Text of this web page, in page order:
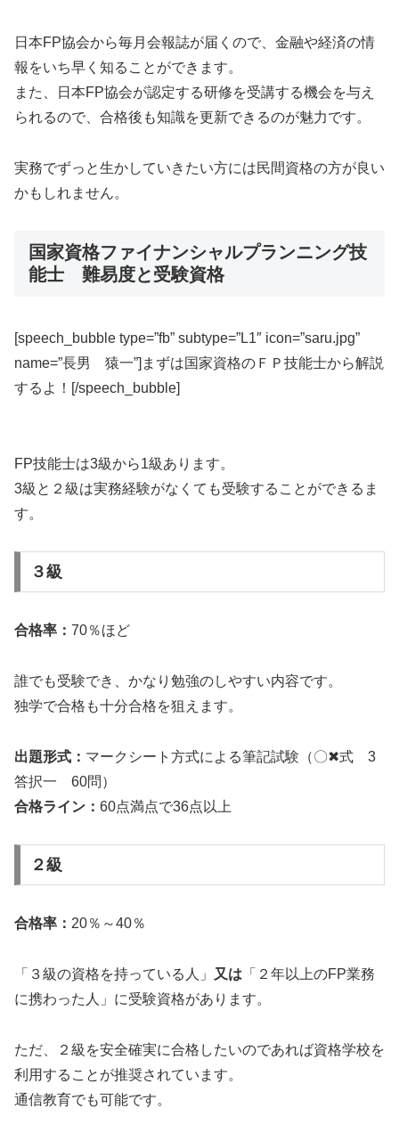
日本FP協会から毎月会報誌が届くので、金融や経済の情
報をいち早く知ることができます。
また、日本FP協会が認定する研修を受講する機会を与え
られるので、合格後も知識を更新できるのが魅力です。
実務でずっと生かしていきたい方には民間資格の方が良い
かもしれません。
国家資格ファイナンシャルプランニング技
能士 難易度と受験資格
[speech_bubble type=”fb” subtype=”L1″ icon=”saru.jpg”
name=”長男 猿一”]まずは国家資格のＦＰ技能士から解説
するよ！[/speech_bubble]
FP技能士は3級から1級あります。
3級と２級は実務経験がなくても受験することができるま
す。
３級
合格率： 70％ほど
誰でも受験でき、かなり勉強のしやすい内容です。
独学で合格も十分合格を狙えます。
出題形式： マークシート方式による筆記試験（〇✖式 3
答択一 60問）
合格ライン： 60点満点で36点以上
２級
合格率： 20％～40％
「３級の資格を持っている人」 又は 「２年以上のFP業務
に携わった人」に受験資格があります。
ただ、２級を安全確実に合格したいのであれば資格学校を
利用することが推奨されています。
通信教育でも可能です。